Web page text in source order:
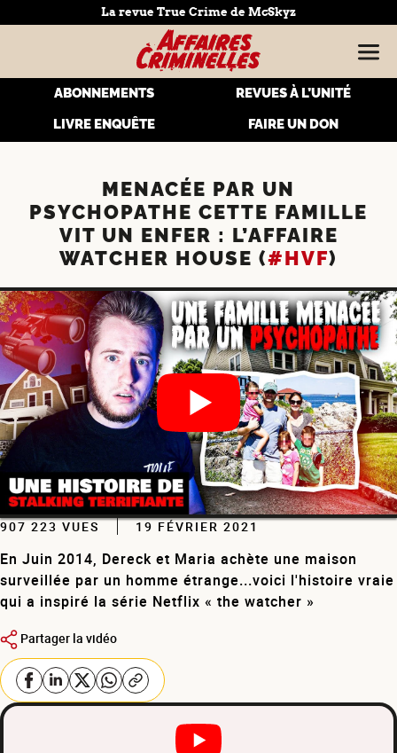
La revue True Crime de McSkyz
ABONNEMENTS
REVUES À L’UNITÉ
LIVRE ENQUÊTE
FAIRE UN DON
MENACÉE PAR UN
PSYCHOPATHE CETTE FAMILLE
VIT UN ENFER : L’AFFAIRE
WATCHER HOUSE (#HVF)
907 223 VUES 19 FÉVRIER 2021
En Juin 2014, Dereck et Maria achète une maison
surveillée par un homme étrange...voici l'histoire vraie
qui a inspiré la série Netflix « the watcher »
Partager la vidéo